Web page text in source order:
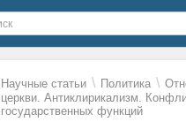
Научные статьи \ Политика \
церкви. Антиклирикализм.
государственных функций